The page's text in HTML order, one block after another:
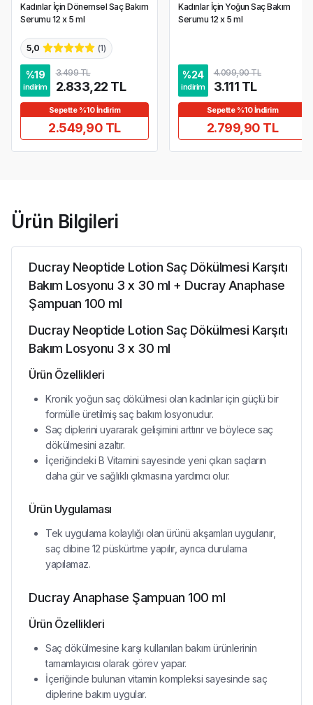
Kadınlar İçin Dönemsel Saç Bakım
Serumu 12 x 5 ml
5,0 (1)
%19
indirim
3.499 TL
2.833,22 TL
Sepette %10 İndirim
2.549,90 TL
Kadınlar İçin Yoğun Saç Bakım
Serumu 12 x 5 ml
%24
indirim
4.099,90 TL
3.111 TL
Sepette %10 İndirim
2.799,90 TL
Ürün Bilgileri
Ducray Neoptide Lotion Saç Dökülmesi Karşıtı
Bakım Losyonu 3 x 30 ml + Ducray Anaphase
Şampuan 100 ml
Ducray Neoptide Lotion Saç Dökülmesi Karşıtı
Bakım Losyonu 3 x 30 ml
Ürün Özellikleri
Kronik yoğun saç dökülmesi olan kadınlar için güçlü bir
formülle üretilmiş saç bakım losyonudur.
Saç diplerini uyararak gelişimini arttırır ve böylece saç
dökülmesini azaltır.
İçeriğindeki B Vitamini sayesinde yeni çıkan saçların
daha gür ve sağlıklı çıkmasına yardımcı olur.
Ürün Uygulaması
Tek uygulama kolaylığı olan ürünü akşamları uygulanır,
saç dibine 12 püskürtme yapılır, ayrıca durulama
yapılamaz.
Ducray Anaphase Şampuan 100 ml
Ürün Özellikleri
Saç dökülmesine karşı kullanılan bakım ürünlerinin
tamamlayıcısı olarak görev yapar.
İçeriğinde bulunan vitamin kompleksi sayesinde saç
diplerine bakım uygular.